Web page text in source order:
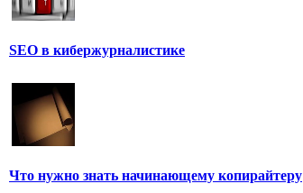
SEO в кибержурналистике
Что нужно знать начинающему копирайтеру